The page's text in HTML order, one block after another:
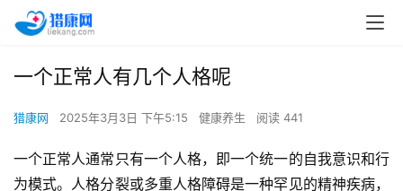
一个正常人有几个人格呢
猎康网 2025年3月3日 下午5:15 健康养生 阅读 441
一个正常人通常只有一个人格，即一个统一的自我意识和行
为模式。人格分裂或多重人格障碍是一种罕见的精神疾病，